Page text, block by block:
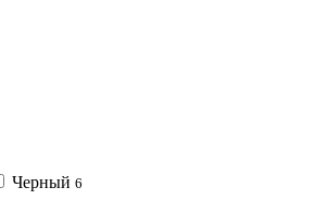
Черный 6